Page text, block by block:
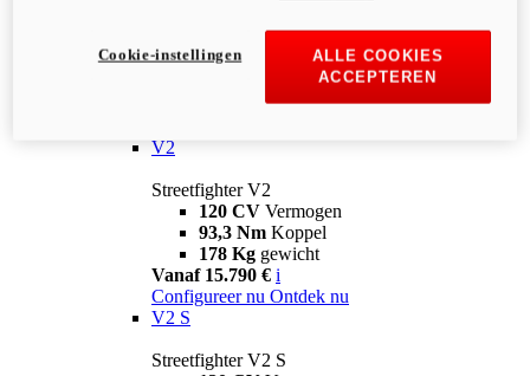
V2
Streetfighter V2
120 CV Vermogen
93,3 Nm Koppel
178 Kg gewicht
Vanaf 15.790 € i
Configureer nu Ontdek nu
V2 S
Streetfighter V2 S
ALLE COOKIES
ACCEPTEREN
Cookie-instellingen